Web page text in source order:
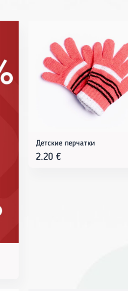
Детские перчатки
2.20 €